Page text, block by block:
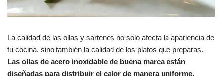
La calidad de las ollas y sartenes no solo afecta la apariencia de
tu cocina, sino también la calidad de los platos que preparas.
Las ollas de acero inoxidable de buena marca están
diseñadas para distribuir el calor de manera uniforme,